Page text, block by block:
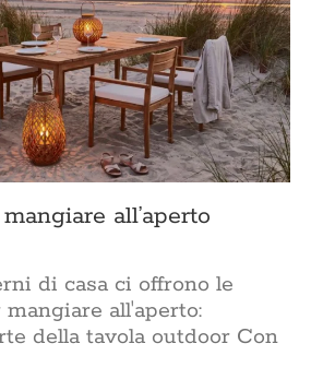
all’aperto
di casa ci offrono le
all'aperto:
della tavola outdoor Con